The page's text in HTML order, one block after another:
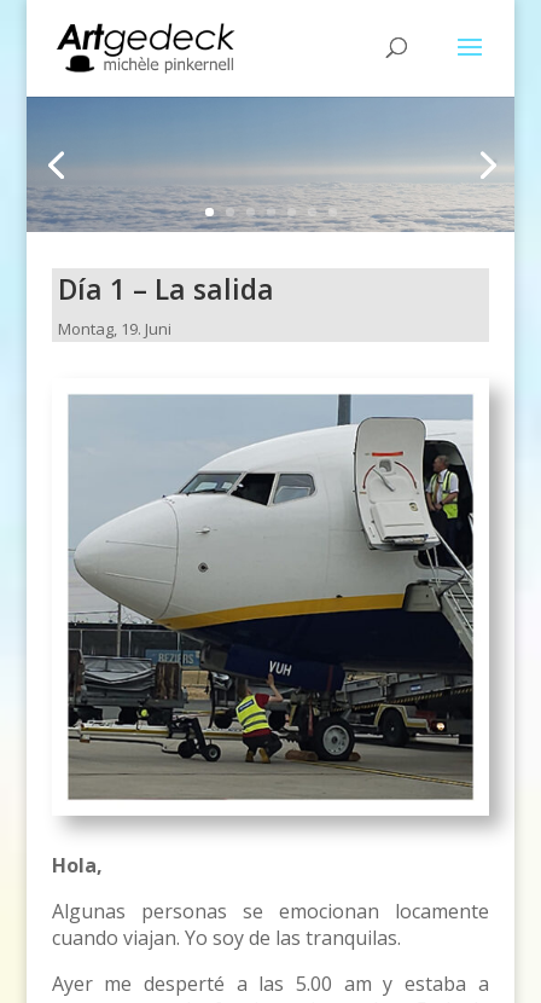
Día 1 – La salida
Montag, 19. Juni
Hola,
Algunas personas se emocionan locamente
cuando viajan. Yo soy de las tranquilas.
Ayer me desperté a las 5.00 am y estaba a